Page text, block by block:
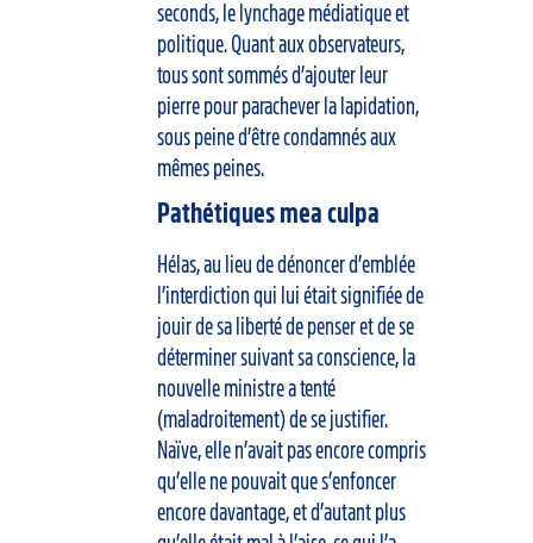
seconds, le lynchage médiatique et
politique. Quant aux observateurs,
tous sont sommés d’ajouter leur
pierre pour parachever la lapidation,
sous peine d’être condamnés aux
mêmes peines.
Pathétiques mea culpa
Hélas, au lieu de dénoncer d’emblée
l’interdiction qui lui était signifiée de
jouir de sa liberté de penser et de se
déterminer suivant sa conscience, la
nouvelle ministre a tenté
(maladroitement) de se justifier.
Naïve, elle n’avait pas encore compris
qu’elle ne pouvait que s’enfoncer
encore davantage, et d’autant plus